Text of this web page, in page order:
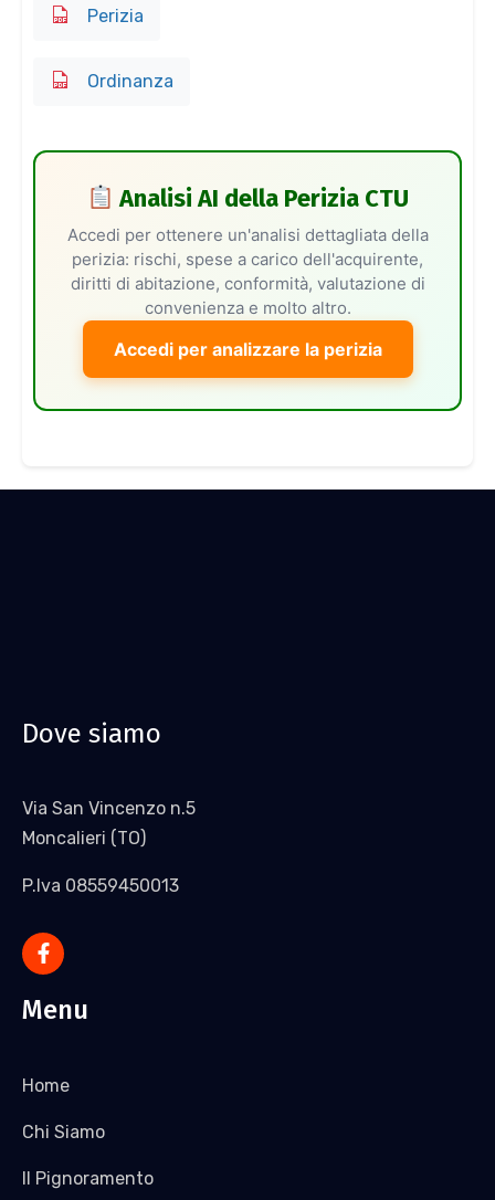
Perizia
Ordinanza
Analisi AI della Perizia CTU
Accedi per ottenere un'analisi dettagliata della
perizia: rischi, spese a carico dell'acquirente,
diritti di abitazione, conformità, valutazione di
convenienza e molto altro.
Accedi per analizzare la perizia
Dove siamo
Via San Vincenzo n.5
Moncalieri (TO)
P.Iva 08559450013
Menu
Home
Chi Siamo
Il Pignoramento